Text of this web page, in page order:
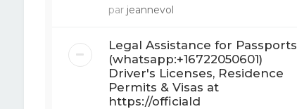
par jeannevol
Legal Assistance for Passports
(whatsapp:+16722050601)
Driver's Licenses, Residence
Permits & Visas at
https://officiald